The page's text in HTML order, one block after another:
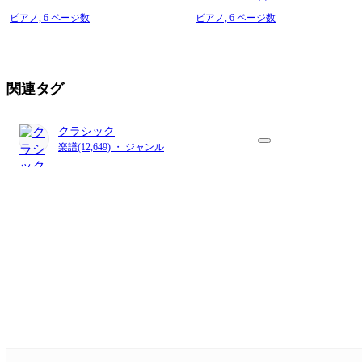
ピアノ, 6 ページ数
ピアノ,6 ページ数
関連タグ
クラシック
楽譜(12,649) ・ ジャンル